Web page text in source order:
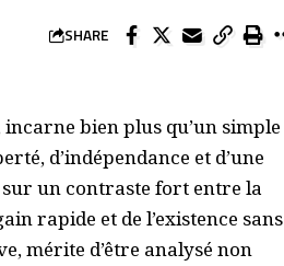
SHARE
bien plus qu’un simple
d’indépendance et d’une
sur un contraste fort entre la
rapide et de l’existence sans
mérite d’être analysé non